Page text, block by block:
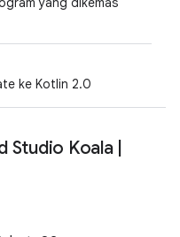
ke Kotlin 2.0
Studio Koala